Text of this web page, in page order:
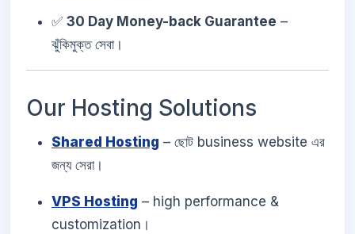
✅ 30 Day Money-back Guarantee –
ঝুঁকিমুক্ত সেবা।
Our Hosting Solutions
Shared Hosting – ছোট business website এর
জন্য সেরা।
VPS Hosting – high performance &
customization।